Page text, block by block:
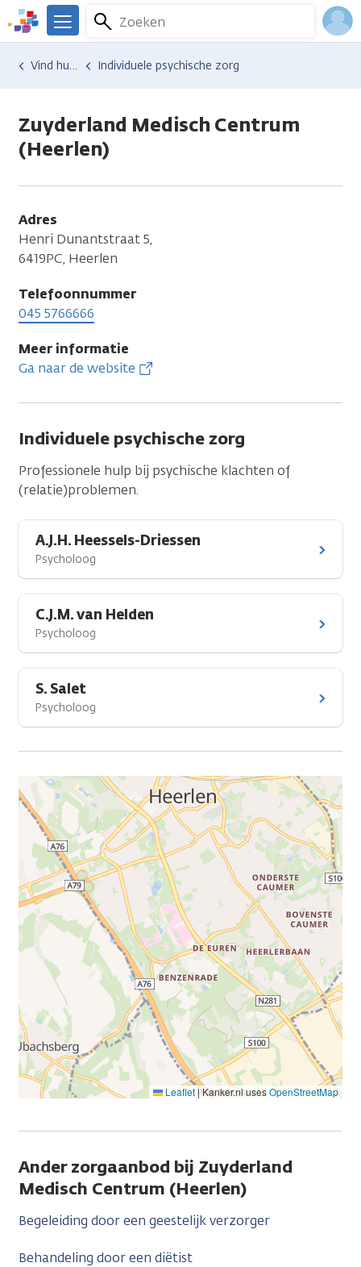
Overslaan
en
naar
We
er
Kanker.nl
Zoeken
Menu
Hulp en ondersteuning
Vind hulp bij kanker Individuele psychische zorg
Zuyderland Medisch Centrum
(Heerlen)
Adres
Henri Dunantstraat 5,
6419PC, Heerlen
Telefoonnummer
045 5766666
Meer informatie
Ga naar de website
Individuele psychische zorg
Professionele hulp bij psychische klachten of
(relatie)problemen.
A.J.H. Heessels-Driessen
Psycholoog
C.J.M. van Helden
Psycholoog
S. Salet
Psycholoog
Leaflet|Kanker.nl usesOpenStreetMap
Ander zorgaanbod bij Zuyderland
Medisch Centrum (Heerlen)
Begeleiding door een geestelijk verzorger
Behandeling door een diëtist